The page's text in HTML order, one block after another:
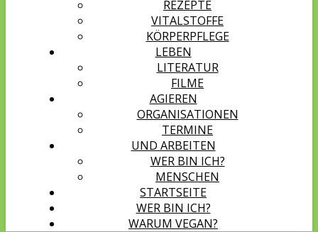
REZEPTE
VITALSTOFFE
KÖRPERPFLEGE
LEBEN
LITERATUR
FILME
AGIEREN
ORGANISATIONEN
TERMINE
UND ARBEITEN
WER BIN ICH?
MENSCHEN
STARTSEITE
WER BIN ICH?
WARUM VEGAN?